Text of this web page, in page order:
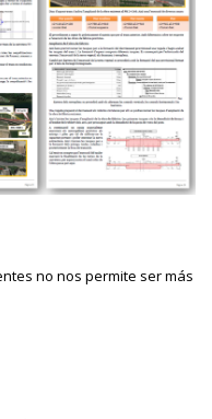
no nos permite ser más